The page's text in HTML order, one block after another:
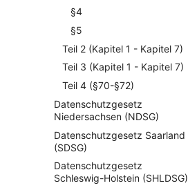
§4
§5
Teil 2 (Kapitel 1 - Kapitel 7)
Teil 3 (Kapitel 1 - Kapitel 7)
Teil 4 (§70-§72)
Datenschutzgesetz
Niedersachsen (NDSG)
Datenschutzgesetz Saarland
(SDSG)
Datenschutzgesetz
Schleswig-Holstein (SHLDSG)